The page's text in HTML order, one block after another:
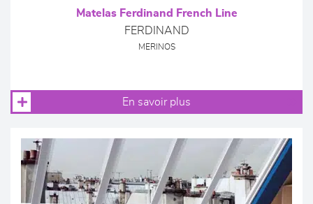
Matelas Ferdinand French Line
FERDINAND
MERINOS
En savoir plus